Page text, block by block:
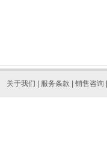
关于我们 服务条款 销售咨询